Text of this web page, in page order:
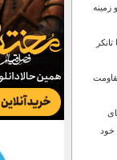
زمینه
خود